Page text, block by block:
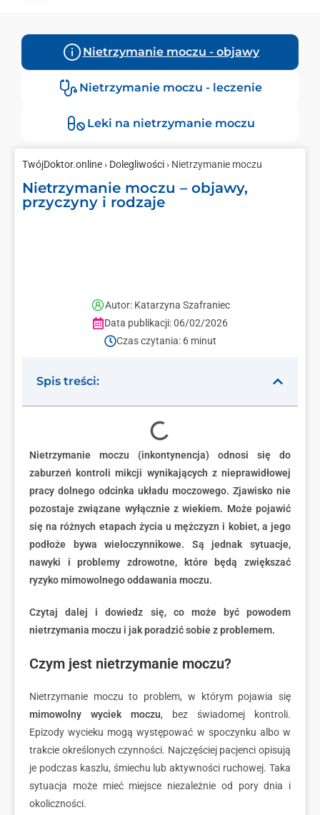
Nietrzymanie moczu - objawy
Nietrzymanie moczu - leczenie
Leki na nietrzymanie moczu
TwójDoktor.online › Dolegliwości › Nietrzymanie moczu
Nietrzymanie moczu – objawy,
przyczyny i rodzaje
Autor: Katarzyna Szafraniec
Data publikacji: 06/02/2026
Czas czytania: 6 minut
Spis treści:
Nietrzymanie moczu (inkontynencja) odnosi się do
zaburzeń kontroli mikcji wynikających z nieprawidłowej
pracy dolnego odcinka układu moczowego. Zjawisko nie
pozostaje związane wyłącznie z wiekiem. Może pojawić
się na różnych etapach życia u mężczyzn i kobiet, a jego
podłoże bywa wieloczynnikowe. Są jednak sytuacje,
nawyki i problemy zdrowotne, które będą zwiększać
ryzyko mimowolnego oddawania moczu.
Czytaj dalej i dowiedz się, co może być powodem
nietrzymania moczu i jak poradzić sobie z problemem.
Czym jest nietrzymanie moczu?
Nietrzymanie moczu to problem, w którym pojawia się
mimowolny wyciek moczu, bez świadomej kontroli.
Epizody wycieku mogą występować w spoczynku albo w
trakcie określonych czynności. Najczęściej pacjenci opisują
je podczas kaszlu, śmiechu lub aktywności ruchowej. Taka
sytuacja może mieć miejsce niezależnie od pory dnia i
okoliczności.